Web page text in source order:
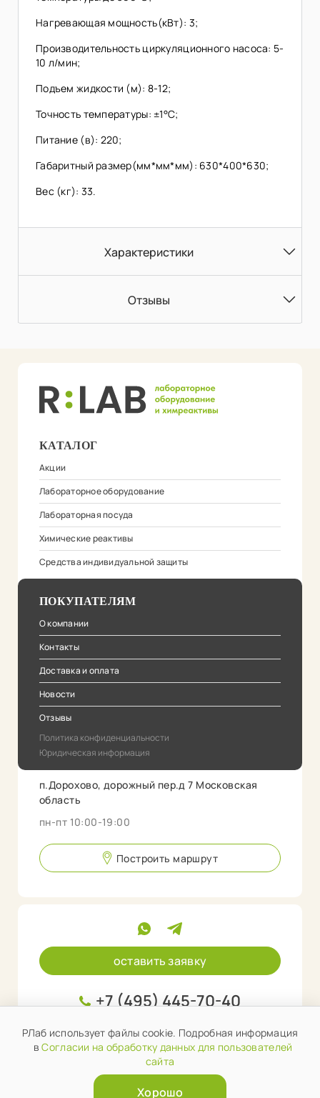
Нагревающая мощность(кВт): 3;
Производительность циркуляционного насоса: 5-
10 л/мин;
Подъем жидкости (м): 8-12;
Точность температуры: ±1°C;
Питание (в): 220;
Габаритный размер(мм*мм*мм): 630*400*630;
Вес (кг): 33.
Характеристики
Отзывы
КАТАЛОГ
Акции
Лабораторное оборудование
Лабораторная посуда
Химические реактивы
Средства индивидуальной защиты
ПОКУПАТЕЛЯМ
О компании
Контакты
Доставка и оплата
Новости
Отзывы
Политика конфиденциальности
Юридическая информация
п.Дорохово, дорожный пер.д 7 Московская
область
пн-пт 10:00-19:00
Построить маршрут
оставить заявку
+7 (495) 445-70-40
info@rlab.store
РЛаб использует файлы cookie. Подробная информация
вСогласии на обработку данных для пользователей
сайта
Хорошо